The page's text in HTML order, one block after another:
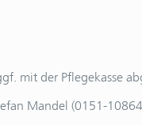
mit der Pflegekasse
Mandel (0151-